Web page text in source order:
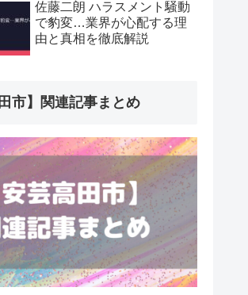
佐藤二朗 ハラスメント騒動
で豹変…業界が心配する理
由と真相を徹底解説
市】関連記事まとめ